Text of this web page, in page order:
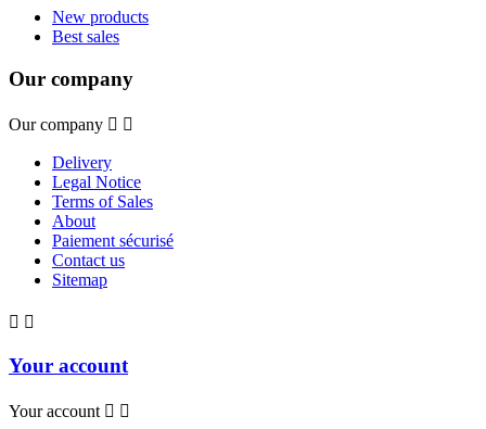
New products
Best sales
Our company
Our company  
Delivery
Legal Notice
Terms of Sales
About
Paiement sécurisé
Contact us
Sitemap
 
Your account
Your account  